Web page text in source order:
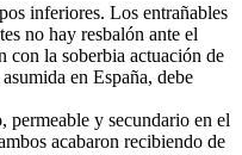
inferiores. Los entrañables
no hay resbalón ante el
con la soberbia actuación de
en España, debe
permeable y secundario en el
acabaron recibiendo de